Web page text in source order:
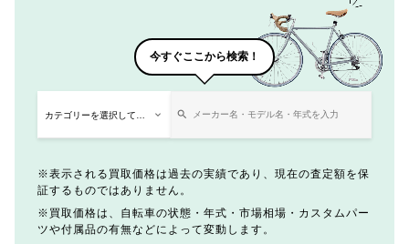
今すぐここから検索！
表示される買取価格は過去の実績であり、現在の査定額を保
証するものではありません。
買取価格は、自転車の状態・年式・市場相場・カスタムパー
ツや付属品の有無などによって変動します。